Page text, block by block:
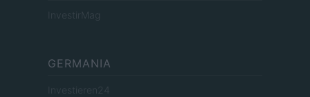
InvestirMag
GERMANIA
Investieren24